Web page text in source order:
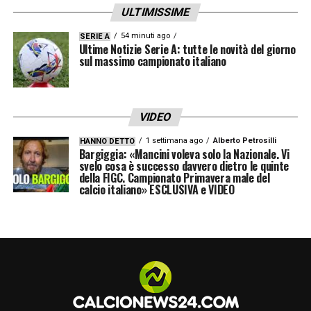
CREMONESE (3-5-2):Fulignati (1′ st Nava);
Folino (1′ st Ceccherini), Ravanelli (15′ st
Moretti), Bianchetti (15′ st Sernicola);
Barbieri (15′ st Floriani Mussolini), Collocolo,
Castagnetti (1′ st Grassi), Vandeputte (25′ pt
Valoti) (15′ st Johnsen), Azzi; Bonazzoli (1′
st Vazquez), De Luca (1′ st Okereke). A
disposizione: Malovec, Lordkipanidze,
Afena-Gyan, Nasti, Quagliata, Pezzella. All.
Nicola.
LA PLAYLIST DELLE NOSTRE TOP NEWS
ULTIMISSIME
SERIE A 54 minuti ago
Ultime Notizie Serie A: tutte le novità del giorno
sul massimo campionato italiano
VIDEO
HANNO DETTO 1 settimana ago Alberto Petrosilli
Bargiggia: «Mancini voleva solo la Nazionale. Vi
svelo cosa è successo davvero dietro le quinte
della FIGC. Campionato Primavera male del
calcio italiano» ESCLUSIVA e VIDEO